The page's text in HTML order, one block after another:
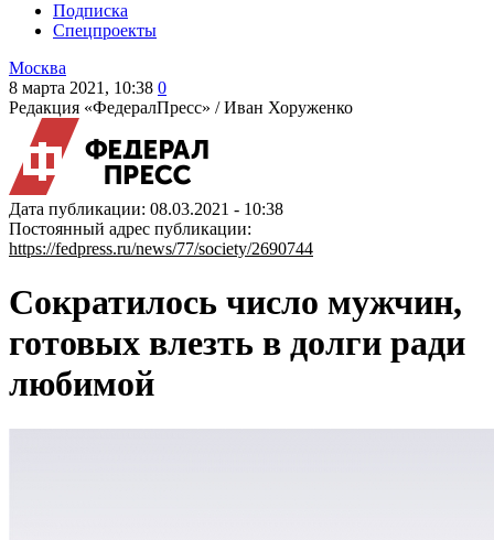
Подписка
Спецпроекты
Москва
8 марта 2021, 10:38 0
Редакция «ФедералПресс» /Иван Хоруженко
Дата публикации: 08.03.2021 - 10:38
Постоянный адрес публикации:
https://fedpress.ru/news/77/society/2690744
Сократилось число мужчин,
готовых влезть в долги ради
любимой